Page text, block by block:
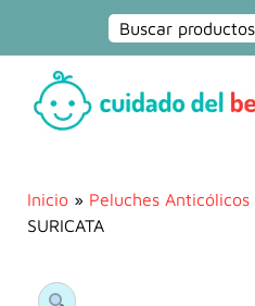
Buscar
Inicio » Peluches Anticólicos
SURICATA